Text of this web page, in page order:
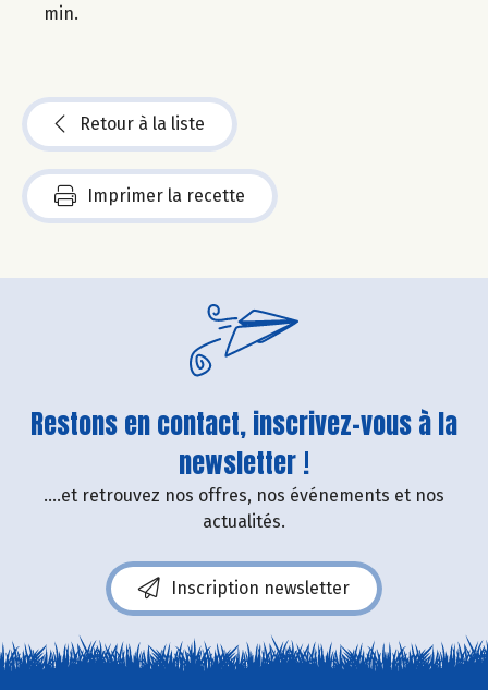
min.
Retour à la liste
Imprimer la recette
Restons en contact, inscrivez-vous à la
newsletter !
....et retrouvez nos offres, nos événements et nos
actualités.
Inscription newsletter